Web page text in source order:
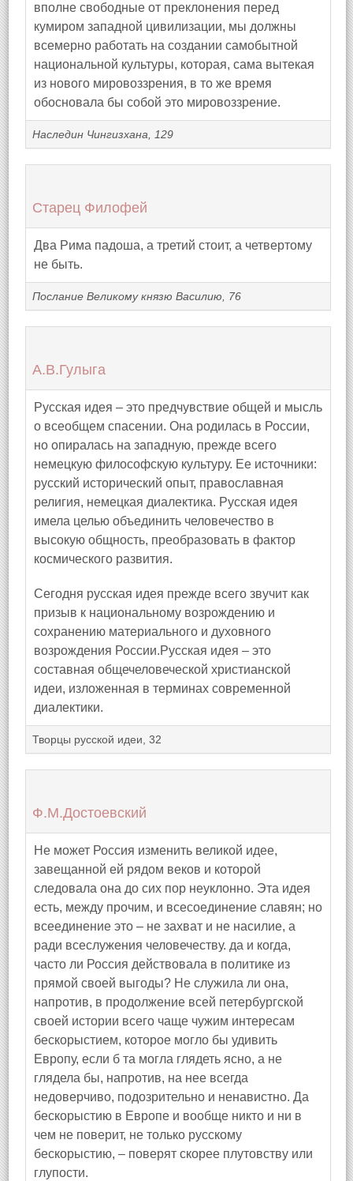
вполне свободные от преклонения перед
кумиром западной цивилизации, мы должны
всемерно работать на создании самобытной
национальной культуры, которая, сама вытекая
из нового мировоззрения, в то же время
обосновала бы собой это мировоззрение.
Наследин Чингизхана, 129
Старец Филофей
Два Рима падоша, а третий стоит, а четвертому
не быть.
Послание Великому князю Василию, 76
А.В.Гулыга
Русская идея – это предчувствие общей и мысль
о всеобщем спасении. Она родилась в России,
но опиралась на западную, прежде всего
немецкую философскую культуру. Ее источники:
русский исторический опыт, православная
религия, немецкая диалектика. Русская идея
имела целью объединить человечество в
высокую общность, преобразовать в фактор
космического развития.
Сегодня русская идея прежде всего звучит как
призыв к национальному возрождению и
сохранению материального и духовного
возрождения России.Русская идея – это
составная общечеловеческой христианской
идеи, изложенная в терминах современной
диалектики.
Творцы русской идеи, 32
Ф.М.Достоевский
Не может Россия изменить великой идее,
завещанной ей рядом веков и которой
следовала она до сих пор неуклонно. Эта идея
есть, между прочим, и всесоединение славян; но
всеединение это – не захват и не насилие, а
ради всеслужения человечеству. да и когда,
часто ли Россия действовала в политике из
прямой своей выгоды? Не служила ли она,
напротив, в продолжение всей петербургской
своей истории всего чаще чужим интересам
бескорыстием, которое могло бы удивить
Европу, если б та могла глядеть ясно, а не
глядела бы, напротив, на нее всегда
недоверчиво, подозрительно и ненавистно. Да
бескорыстию в Европе и вообще никто и ни в
чем не поверит, не только русскому
бескорыстию, – поверят скорее плутовству или
глупости.